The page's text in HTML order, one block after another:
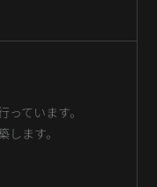
ています。
ます。